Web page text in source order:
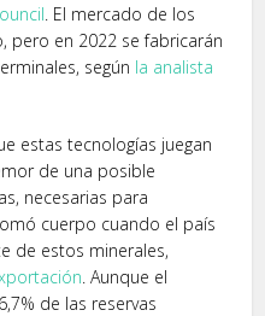
. El mercado de los
pero en 2022 se fabricarán
según la analista
estas tecnologías juegan
de una posible
necesarias para
cuerpo cuando el país
de estos minerales,
. Aunque el
de las reservas